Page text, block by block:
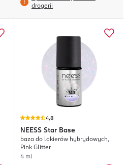
drogerii
4,8
NEESS Star Base
baza do lakierów hybrydowych,
Pink Glitter
4 ml